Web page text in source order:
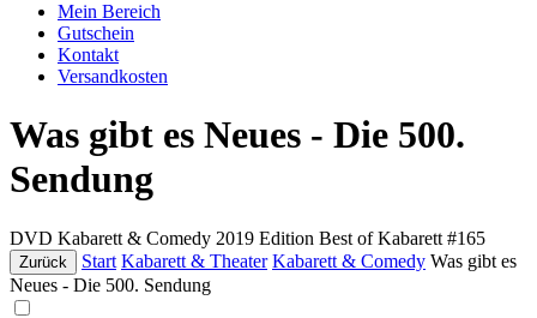
Mein Bereich
Gutschein
Kontakt
Versandkosten
Was gibt es Neues - Die 500.
Sendung
DVD Kabarett & Comedy 2019 Edition Best of Kabarett #165
Zurück Start Kabarett & Theater Kabarett & Comedy Was gibt es
Neues - Die 500. Sendung